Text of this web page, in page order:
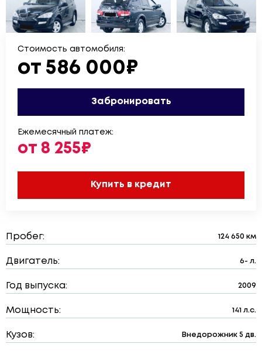
Стоимость автомобиля:
от 586 000₽
Забронировать
Ежемесячный платеж:
от 8 255₽
Купить в кредит
Пробег: 124 650 км
Двигатель: 6- л.
Год выпуска: 2009
Мощность: 141 л.с.
Кузов: Внедорожник 5 дв.